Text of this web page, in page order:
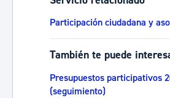
Participación ciudadana y
También te puede
Presupuestos participativos
(seguimiento)